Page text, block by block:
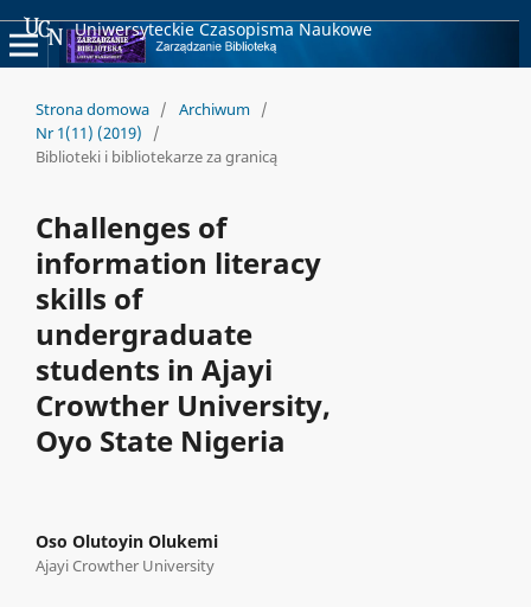
Uniwersyteckie Czasopisma Naukowe
Strona domowa / Archiwum /
Nr 1(11) (2019)
/
Biblioteki i bibliotekarze za granicą
Challenges of
information literacy
skills of
undergraduate
students in Ajayi
Crowther University,
Oyo State Nigeria
Oso Olutoyin Olukemi
Ajayi Crowther University